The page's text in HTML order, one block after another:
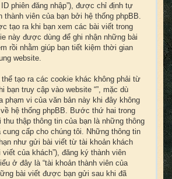
phiên đăng nhập”), được chỉ định tự
thành viên của bạn bởi hệ thống phpBB.
tạo ra khi bạn xem các bài viết trong
này được dùng để ghi nhận những bài
rồi nhằm giúp bạn tiết kiệm thời gian
website.
tạo ra các cookie khác không phải từ
bạn truy cập vào website “”, mặc dù
phạm vi của văn bản này khi đây không
hệ thống phpBB. Bước thứ hai trong
thu thập thông tin của bạn là những thông
cung cấp cho chúng tôi. Những thông tin
như gửi bài viết từ tài khoản khách
viết của khách”), đăng ký thành viên
ở đây là “tài khoản thành viên của
bài viết được bạn gửi sau khi đã